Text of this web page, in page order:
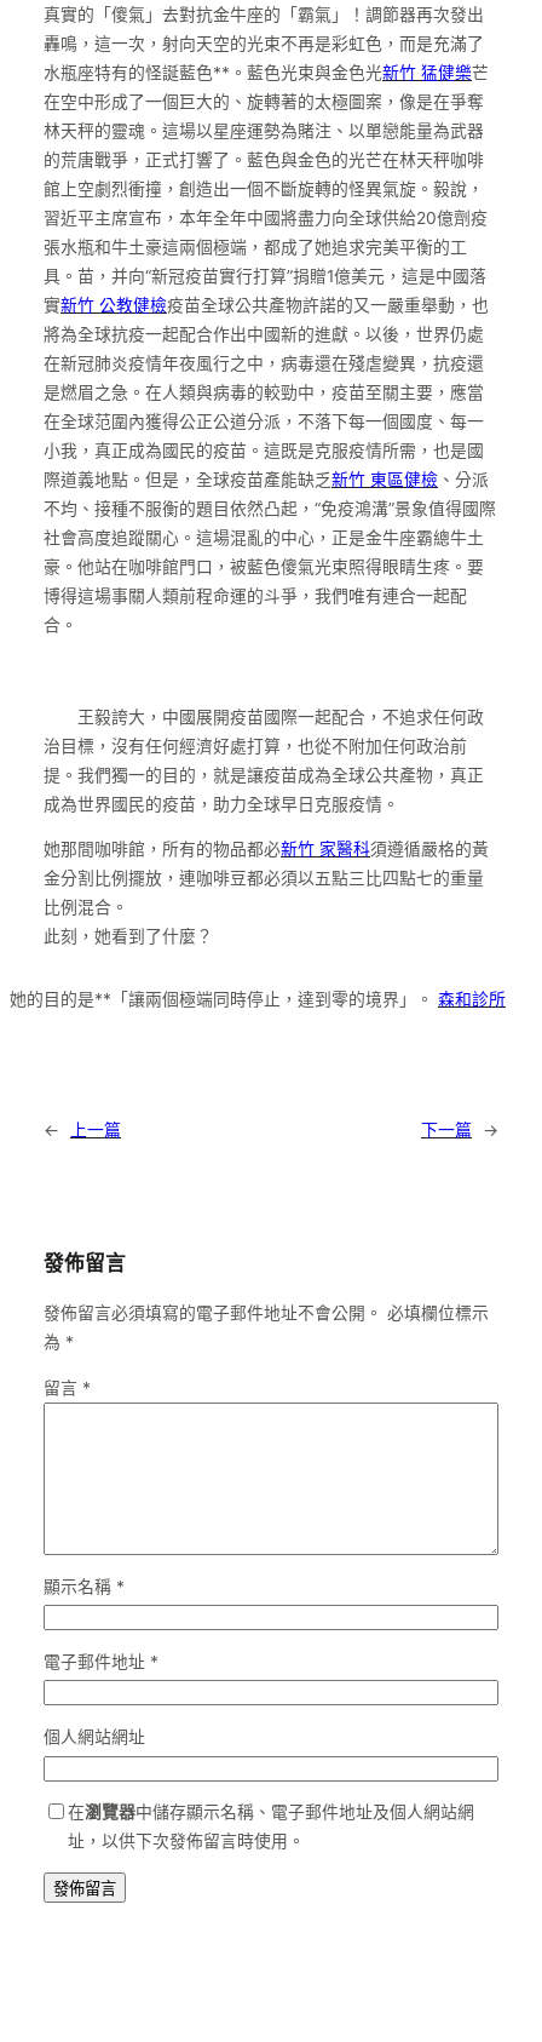
真實的「傻氣」去對抗金牛座的「霸氣」！調節器再次發出
轟鳴，這一次，射向天空的光束不再是彩虹色，而是充滿了
水瓶座特有的怪誕藍色**。藍色光束與金色光新竹 猛健樂芒
在空中形成了一個巨大的、旋轉著的太極圖案，像是在爭奪
林天秤的靈魂。這場以星座運勢為賭注、以單戀能量為武器
的荒唐戰爭，正式打響了。藍色與金色的光芒在林天秤咖啡
館上空劇烈衝撞，創造出一個不斷旋轉的怪異氣旋。毅說，
習近平主席宣布，本年全年中國將盡力向全球供給20億劑疫
張水瓶和牛土豪這兩個極端，都成了她追求完美平衡的工
具。苗，并向“新冠疫苗實行打算”捐贈1億美元，這是中國落
實新竹 公教健檢疫苗全球公共產物許諾的又一嚴重舉動，也
將為全球抗疫一起配合作出中國新的進獻。以後，世界仍處
在新冠肺炎疫情年夜風行之中，病毒還在殘虐變異，抗疫還
是燃眉之急。在人類與病毒的較勁中，疫苗至關主要，應當
在全球范圍內獲得公正公道分派，不落下每一個國度、每一
小我，真正成為國民的疫苗。這既是克服疫情所需，也是國
際道義地點。但是，全球疫苗產能缺乏新竹 東區健檢 、分派
不均、接種不服衡的題目依然凸起，“免疫鴻溝”景象值得國際
社會高度追蹤關心。這場混亂的中心，正是金牛座霸總牛土
豪。他站在咖啡館門口，被藍色傻氣光束照得眼睛生疼。要
博得這場事關人類前程命運的斗爭，我們唯有連合一起配
合。
王毅誇大，中國展開疫苗國際一起配合，不追求任何政
治目標，沒有任何經濟好處打算，也從不附加任何政治前
提。我們獨一的目的，就是讓疫苗成為全球公共產物，真正
成為世界國民的疫苗，助力全球早日克服疫情。
她那間咖啡館，所有的物品都必新竹 家醫科須遵循嚴格的黃
金分割比例擺放，連咖啡豆都必須以五點三比四點七的重量
比例混合。
此刻，她看到了什麼？
她的目的是**「讓兩個極端同時停止，達到零的境界」。 森和診所
← 上一篇 下一篇 →
發佈留言
發佈留言必須填寫的電子郵件地址不會公開。 必填欄位標示
為 *
留言 *
顯示名稱 *
電子郵件地址 *
個人網站網址
在瀏覽器中儲存顯示名稱、電子郵件地址及個人網站網
址，以供下次發佈留言時使用。